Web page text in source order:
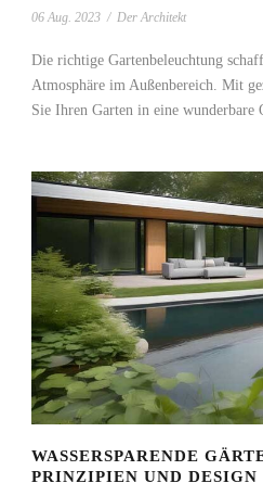
06 Aug. 2023 / Der Architekt
Die richtige Gartenbeleuchtung
Atmosphäre im Außenbereich. Mit
Sie Ihren Garten in eine wunderbare
WASSERSPARENDE
PRINZIPIEN UND DESIGN